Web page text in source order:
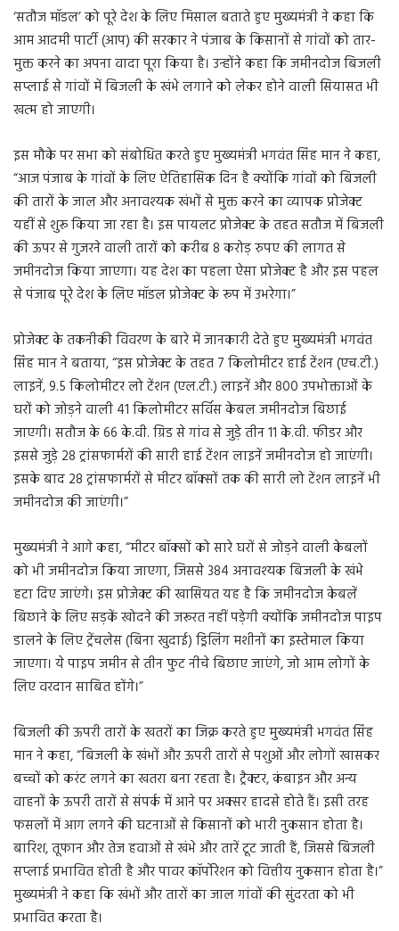
‘सतौज मॉडल’ को पूरे देश के लिए मिसाल बताते हुए मुख्यमंत्री ने कहा कि
आम आदमी पार्टी (आप) की सरकार ने पंजाब के किसानों से गांवों को तार-
मुक्त करने का अपना वादा पूरा किया है। उन्होंने कहा कि जमीनदोज बिजली
सप्लाई से गांवों में बिजली के खंभे लगाने को लेकर होने वाली सियासत भी
खत्म हो जाएगी।
इस मौके पर सभा को संबोधित करते हुए मुख्यमंत्री भगवंत सिंह मान ने कहा,
“आज पंजाब के गांवों के लिए ऐतिहासिक दिन है क्योंकि गांवों को बिजली
की तारों के जाल और अनावश्यक खंभों से मुक्त करने का व्यापक प्रोजेक्ट
यहीं से शुरू किया जा रहा है। इस पायलट प्रोजेक्ट के तहत सतौज में बिजली
की ऊपर से गुजरने वाली तारों को करीब 8 करोड़ रुपए की लागत से
जमीनदोज किया जाएगा। यह देश का पहला ऐसा प्रोजेक्ट है और इस पहल
से पंजाब पूरे देश के लिए मॉडल प्रोजेक्ट के रूप में उभरेगा।”
प्रोजेक्ट के तकनीकी विवरण के बारे में जानकारी देते हुए मुख्यमंत्री भगवंत
सिंह मान ने बताया, “इस प्रोजेक्ट के तहत 7 किलोमीटर हाई टेंशन (एच.टी.)
लाइनें, 9.5 किलोमीटर लो टेंशन (एल.टी.) लाइनें और 800 उपभोक्ताओं के
घरों को जोड़ने वाली 41 किलोमीटर सर्विस केबल जमीनदोज बिछाई
जाएगी। सतौज के 66 के.वी. ग्रिड से गांव से जुड़े तीन 11 के.वी. फीडर और
इससे जुड़े 28 ट्रांसफार्मरों की सारी हाई टेंशन लाइनें जमीनदोज हो जाएंगी।
इसके बाद 28 ट्रांसफार्मरों से मीटर बॉक्सों तक की सारी लो टेंशन लाइनें भी
जमीनदोज की जाएंगी।”
मुख्यमंत्री ने आगे कहा, “मीटर बॉक्सों को सारे घरों से जोड़ने वाली केबलों
को भी जमीनदोज किया जाएगा, जिससे 384 अनावश्यक बिजली के खंभे
हटा दिए जाएंगे। इस प्रोजेक्ट की खासियत यह है कि जमीनदोज केबलें
बिछाने के लिए सड़कें खोदने की जरूरत नहीं पड़ेगी क्योंकि जमीनदोज पाइप
डालने के लिए ट्रेंचलेस (बिना खुदाई) ड्रिलिंग मशीनों का इस्तेमाल किया
जाएगा। ये पाइप जमीन से तीन फुट नीचे बिछाए जाएंगे, जो आम लोगों के
लिए वरदान साबित होंगे।”
बिजली की ऊपरी तारों के खतरों का जिक्र करते हुए मुख्यमंत्री भगवंत सिंह
मान ने कहा, “बिजली के खंभों और ऊपरी तारों से पशुओं और लोगों खासकर
बच्चों को करंट लगने का खतरा बना रहता है। ट्रैक्टर, कंबाइन और अन्य
वाहनों के ऊपरी तारों से संपर्क में आने पर अक्सर हादसे होते हैं। इसी तरह
फसलों में आग लगने की घटनाओं से किसानों को भारी नुकसान होता है।
बारिश, तूफान और तेज हवाओं से खंभे और तारें टूट जाती हैं, जिससे बिजली
सप्लाई प्रभावित होती है और पावर कॉर्पोरेशन को वित्तीय नुकसान होता है।”
मुख्यमंत्री ने कहा कि खंभों और तारों का जाल गांवों की सुंदरता को भी
प्रभावित करता है।